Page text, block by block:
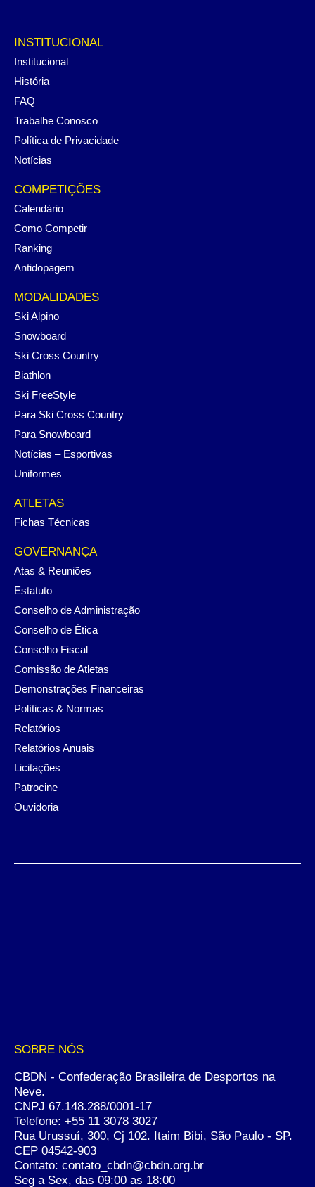
INSTITUCIONAL
Institucional
História
FAQ
Trabalhe Conosco
Política de Privacidade
Notícias
COMPETIÇÕES
Calendário
Como Competir
Ranking
Antidopagem
MODALIDADES
Ski Alpino
Snowboard
Ski Cross Country
Biathlon
Ski FreeStyle
Para Ski Cross Country
Para Snowboard
Notícias – Esportivas
Uniformes
ATLETAS
Fichas Técnicas
GOVERNANÇA
Atas & Reuniões
Estatuto
Conselho de Administração
Conselho de Ética
Conselho Fiscal
Comissão de Atletas
Demonstrações Financeiras
Políticas & Normas
Relatórios
Relatórios Anuais
Licitações
Patrocine
Ouvidoria
SOBRE NÓS
CBDN - Confederação Brasileira de Desportos na
Neve.
CNPJ 67.148.288/0001-17
Telefone: +55 11 3078 3027
Rua Urussuí, 300, Cj 102. Itaim Bibi, São Paulo - SP.
CEP 04542-903
Contato: contato_cbdn@cbdn.org.br
Seg a Sex, das 09:00 as 18:00